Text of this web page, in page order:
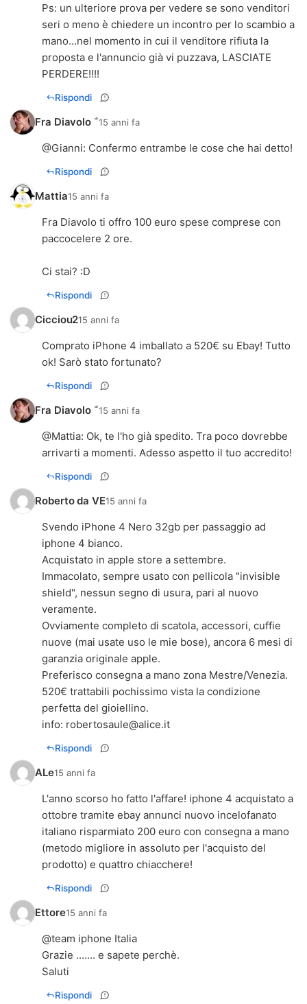
Ps: un ulteriore prova per vedere se sono venditori
seri o meno è chiedere un incontro per lo scambio a
mano...nel momento in cui il venditore rifiuta la
proposta e l'annuncio già vi puzzava, LASCIATE
PERDERE!!!!
Rispondi
Fra Diavolo 15 anni fa
@Gianni: Confermo entrambe le cose che hai detto!
Rispondi
Mattia15 anni fa
Fra Diavolo ti offro 100 euro spese comprese con
paccocelere 2 ore.
Ci stai? :D
Rispondi
Cicciou215 anni fa
Comprato iPhone 4 imballato a 520€ su Ebay! Tutto
ok! Sarò stato fortunato?
Rispondi
Fra Diavolo 15 anni fa
@Mattia: Ok, te l'ho già spedito. Tra poco dovrebbe
arrivarti a momenti. Adesso aspetto il tuo accredito!
Rispondi
Roberto da VE15 anni fa
Svendo iPhone 4 Nero 32gb per passaggio ad
iphone 4 bianco.
Acquistato in apple store a settembre.
Immacolato, sempre usato con pellicola "invisible
shield", nessun segno di usura, pari al nuovo
veramente.
Ovviamente completo di scatola, accessori, cuffie
nuove (mai usate uso le mie bose), ancora 6 mesi di
garanzia originale apple.
Preferisco consegna a mano zona Mestre/Venezia.
520€ trattabili pochissimo vista la condizione
perfetta del gioiellino.
info: robertosaule@alice.it
Rispondi
ALe15 anni fa
L'anno scorso ho fatto l'affare! iphone 4 acquistato a
ottobre tramite ebay annunci nuovo incelofanato
italiano risparmiato 200 euro con consegna a mano
(metodo migliore in assoluto per l'acquisto del
prodotto) e quattro chiacchere!
Rispondi
Ettore15 anni fa
@team iphone Italia
Grazie ....... e sapete perchè.
Saluti
Rispondi